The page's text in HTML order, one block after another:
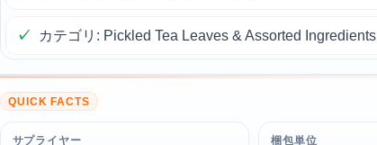
カテゴリ: Pickled Tea Leaves & Assorted Ingredients
QUICK FACTS
サプライヤー 梱包単位